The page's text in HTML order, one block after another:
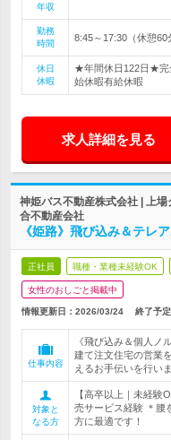
年収
勤務
時間
8:45～17:30（休憩
休日
休暇
★年間休日122日★完
始休暇有給休暇
求人詳細を見る
神姫バス不動産株式会社 | 上
合不動産会社
《姫路》飛び込み＆テレ
正社員 職種・業種未経験OK
女性のおしごと掲載中
情報更新日：2026/03/24 終了予定
仕事内容
《飛び込み＆個人ノ
建て注文住宅の営業
えるお手伝いを行い
対象と
なる方
【高卒以上｜未経
売サービス経験 ＊腰
方に最適です！